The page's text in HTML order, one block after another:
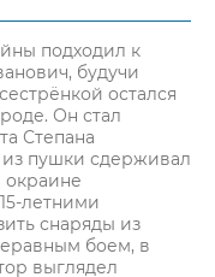
подходил к
будучи
остался
Он стал
Степана
пушки сдерживал
окраине
летними
снаряды из
боем, в
выглядел